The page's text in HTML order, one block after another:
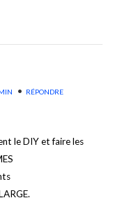
• RÉPONDRE
le DIY et faire les